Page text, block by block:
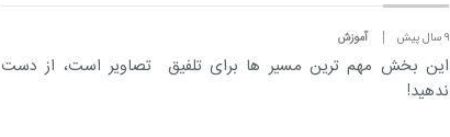
9 سال پیش آموزش
این بخش مهم ترین مسیر ها برای تلفیق تصاویر است، از دست
ندهید!